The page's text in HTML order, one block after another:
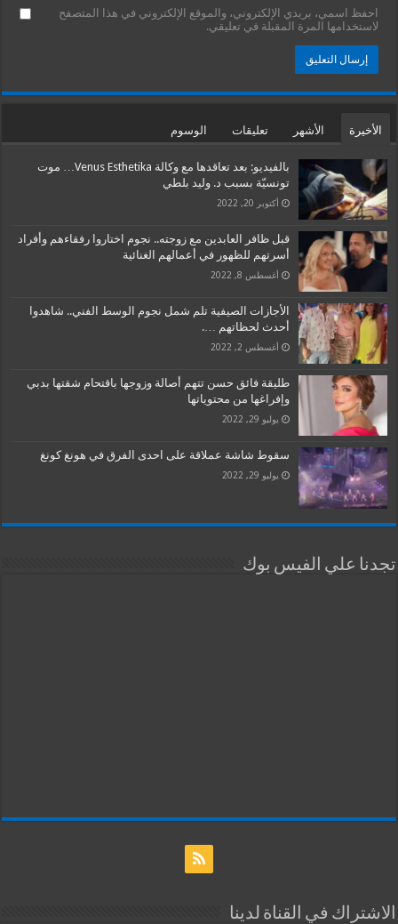
احفظ اسمي، بريدي الإلكتروني، والموقع الإلكتروني في هذا المتصفح
لاستخدامها المرة المقبلة في تعليقي.
الأخيرة الأشهر تعليقات الوسوم
بالفيديو: بعد تعاقدها مع وكالة Venus Esthetika… موت
تونسيّة بسبب د. وليد بلطي
أكتوبر 20, 2022
قبل ظافر العابدين مع زوجته.. نجوم اختاروا رفقاءهم وأفراد
أسرتهم للظهور في أعمالهم الغنائية
أغسطس 8, 2022
الأجازات الصيفية تلم شمل نجوم الوسط الفني.. شاهدوا
أحدث لحظاتهم ….
أغسطس 2, 2022
طليقة فائق حسن تتهم أصالة وزوجها باقتحام شقتها بدبي
وإفراغها من محتوياتها
يوليو 29, 2022
سقوط شاشة عملاقة على احدى الفرق في هونغ كونغ
يوليو 29, 2022
تجدنا علي الفيس بوك
الاشتراك في القناة لدينا